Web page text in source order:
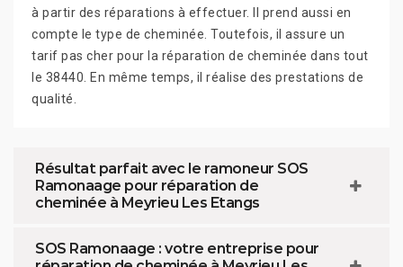
à partir des réparations à effectuer. Il prend aussi en
compte le type de cheminée. Toutefois, il assure un
tarif pas cher pour la réparation de cheminée dans tout
le 38440. En même temps, il réalise des prestations de
qualité.
Résultat parfait avec le ramoneur SOS
Ramonaage pour réparation de
cheminée à Meyrieu Les Etangs
SOS Ramonaage : votre entreprise pour